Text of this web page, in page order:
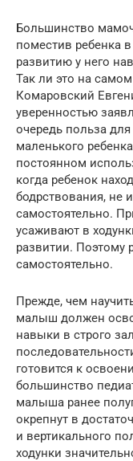
Большинство
поместив ребенка
развитию у него
Так ли это на
Комаровский
уверенностью
очередь польза
маленького
постоянном
когда ребенок
бодрствования, не
самостоятельно.
усаживают в
развитии. Поэтому
самостоятельно.
Прежде, чем
малыш должен
навыки в строго
готовится к
большинство
малыша ранее
окрепнут в
и вертикального
ходунки